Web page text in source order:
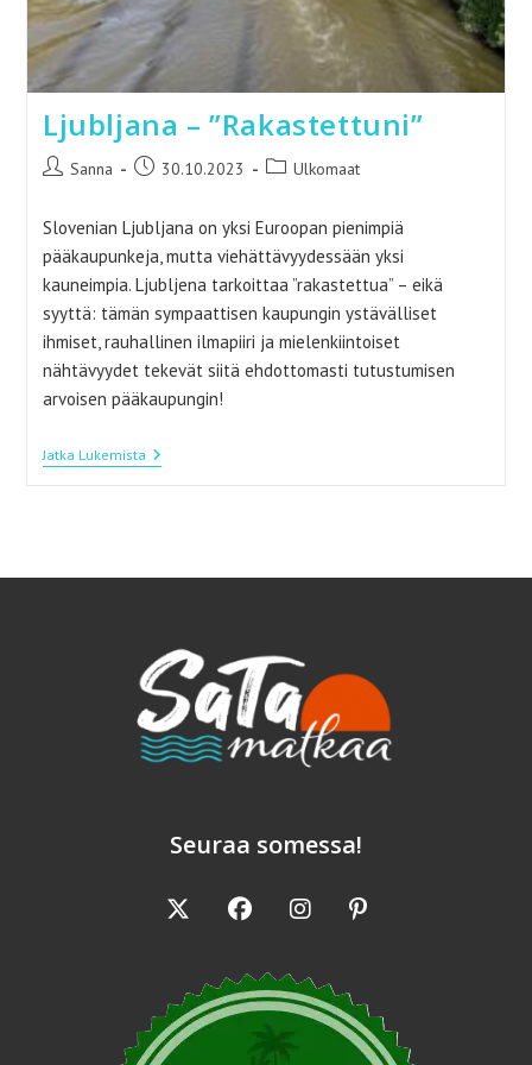
Ljubljana – ”Rakastettuni”
Artikkelin
Sanna
Artikkeli30.10.2023
Artikkelin
Ulkomaat
Slovenian Ljubljana on yksi Euroopan pienimpiä
pääkaupunkeja, mutta viehättävyydessään yksi
kauneimpia. Ljubljena tarkoittaa ”rakastettua” – eikä
syyttä: tämän sympaattisen kaupungin ystävälliset
ihmiset, rauhallinen ilmapiiri ja mielenkiintoiset
nähtävyydet tekevät siitä ehdottomasti tutustumisen
arvoisen pääkaupungin!
Jatka LukemistaLjubljana
–
Seuraa somessa!